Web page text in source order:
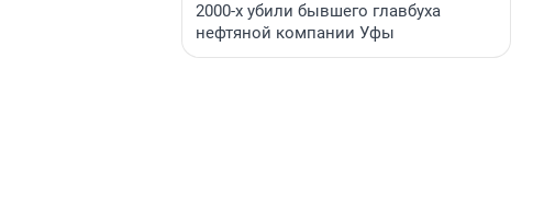
2000-х убили бывшего главбуха
нефтяной компании Уфы